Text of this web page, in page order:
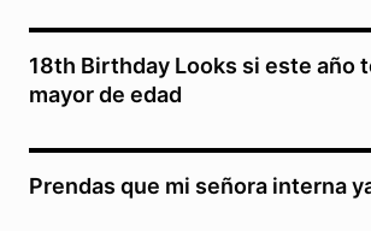
18th Birthday Looks si este año
mayor de edad
Prendas que mi señora interna